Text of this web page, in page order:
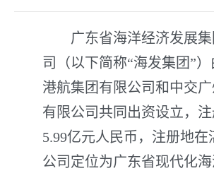
广东省海洋经济发展集
司（以下简称“海发集团”
港航集团有限公司和中交
有限公司共同出资设立，
5.99亿元人民币，注册地在
公司定位为广东省现代化